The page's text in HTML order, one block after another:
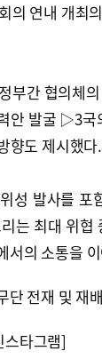
의 연내 개최
부간 협의체
안 발굴 ▷3
향도 제시했다.
성 발사를 포
는 최대 위
서의 소통을
전재 및 재
타그램]